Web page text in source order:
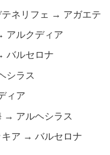
ネリフェ → アガエテ
アルクディア
バルセロナ
シラス
ィア
→ アルヘシラス
ア → バルセロナ